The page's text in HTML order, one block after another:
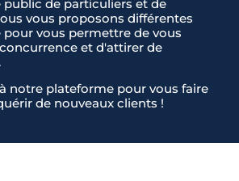
public de particuliers et de
vous proposons différentes
pour vous permettre de vous
et d'attirer de
notre plateforme pour vous faire
de nouveaux clients !
**